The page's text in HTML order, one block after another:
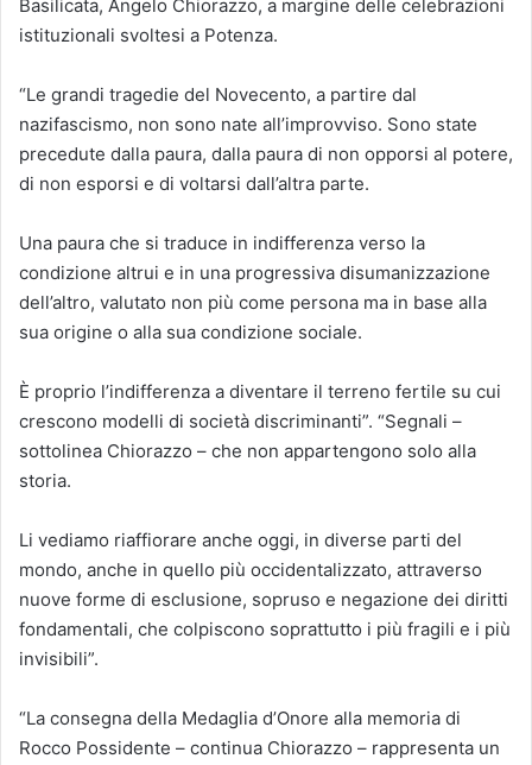
Basilicata, Angelo Chiorazzo, a margine delle celebrazioni
istituzionali svoltesi a Potenza.
“Le grandi tragedie del Novecento, a partire dal
nazifascismo, non sono nate all’improvviso. Sono state
precedute dalla paura, dalla paura di non opporsi al potere,
di non esporsi e di voltarsi dall’altra parte.
Una paura che si traduce in indifferenza verso la
condizione altrui e in una progressiva disumanizzazione
dell’altro, valutato non più come persona ma in base alla
sua origine o alla sua condizione sociale.
È proprio l’indifferenza a diventare il terreno fertile su cui
crescono modelli di società discriminanti”. “Segnali –
sottolinea Chiorazzo – che non appartengono solo alla
storia.
Li vediamo riaffiorare anche oggi, in diverse parti del
mondo, anche in quello più occidentalizzato, attraverso
nuove forme di esclusione, sopruso e negazione dei diritti
fondamentali, che colpiscono soprattutto i più fragili e i più
invisibili”.
“La consegna della Medaglia d’Onore alla memoria di
Rocco Possidente – continua Chiorazzo – rappresenta un